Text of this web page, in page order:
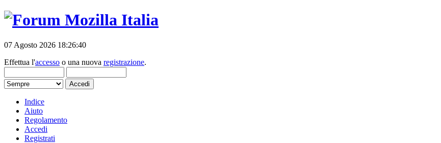
07 Agosto 2026 18:26:40
Effettua l'accesso o una nuova registrazione.
Indice
Aiuto
Regolamento
Accedi
Registrati